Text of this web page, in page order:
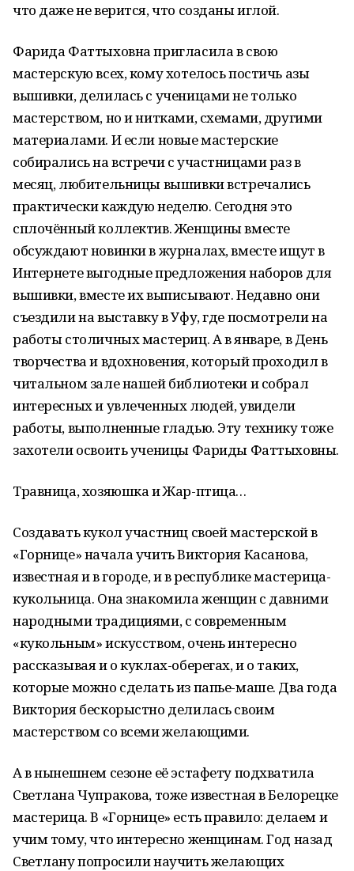
что даже не верится, что созданы иглой.
Фарида Фаттыховна пригласила в свою
мастерскую всех, кому хотелось постичь азы
вышивки, делилась с ученицами не только
мастерством, но и нитками, схемами, другими
материалами. И если новые мастерские
собирались на встречи с участницами раз в
месяц, любительницы вышивки встречались
практически каждую неделю. Сегодня это
сплочённый коллектив. Женщины вместе
обсуждают новинки в журналах, вместе ищут в
Интернете выгодные предложения наборов для
вышивки, вместе их выписывают. Недавно они
съездили на выставку в Уфу, где посмотрели на
работы столичных мастериц. А в январе, в День
творчества и вдохновения, который проходил в
читальном зале нашей библиотеки и собрал
интересных и увлеченных людей, увидели
работы, выполненные гладью. Эту технику тоже
захотели освоить ученицы Фариды Фаттыховны.
Травница, хозяюшка и Жар-птица…
Создавать кукол участниц своей мастерской в
«Горнице» начала учить Виктория Касанова,
известная и в городе, и в республике мастерица-
кукольница. Она знакомила женщин с давними
народными традициями, с современным
«кукольным» искусством, очень интересно
рассказывая и о куклах-оберегах, и о таких,
которые можно сделать из папье-маше. Два года
Виктория бескорыстно делилась своим
мастерством со всеми желающими.
А в нынешнем сезоне её эстафету подхватила
Светлана Чупракова, тоже известная в Белорецке
мастерица. В «Горнице» есть правило: делаем и
учим тому, что интересно женщинам. Год назад
Светлану попросили научить желающих